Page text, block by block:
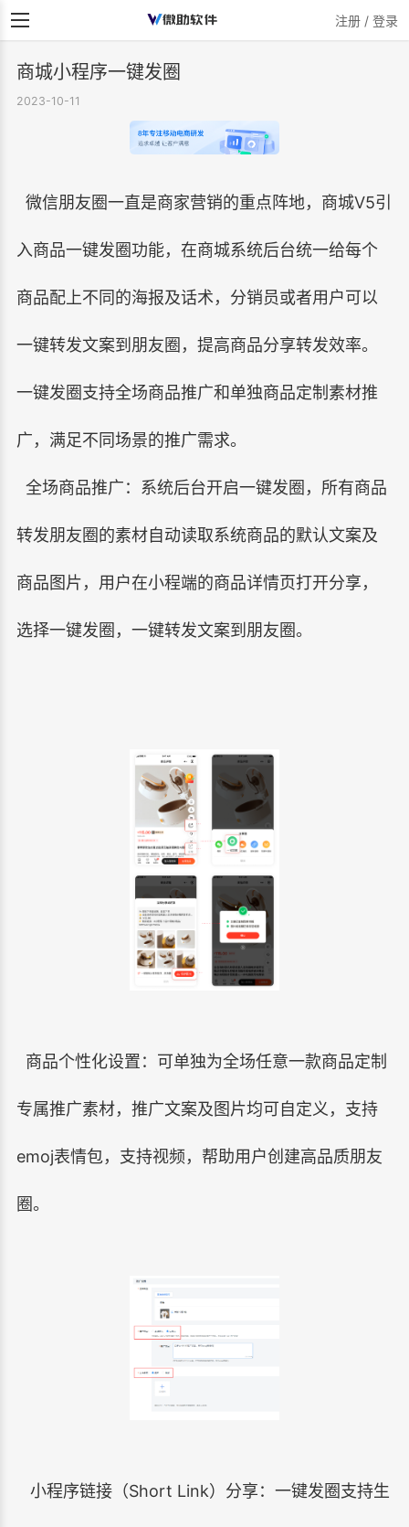
注册 / 登录
商城小程序一键发圈
2023-10-11
微信朋友圈一直是商家营销的重点阵地，商城V5引
入商品一键发圈功能，在商城系统后台统一给每个
商品配上不同的海报及话术，分销员或者用户可以
一键转发文案到朋友圈，提高商品分享转发效率。
一键发圈支持全场商品推广和单独商品定制素材推
广，满足不同场景的推广需求。
全场商品推广：系统后台开启一键发圈，所有商品
转发朋友圈的素材自动读取系统商品的默认文案及
商品图片，用户在小程端的商品详情页打开分享，
选择一键发圈，一键转发文案到朋友圈。
商品个性化设置： 可单独为全场任意一款商品定制
专属推广素材，推广文案及图片均可自定义，支持
emoj表情包，支持视频，帮助用户创建高品质朋友
圈。
小程序链接（Short Link）分享：一键发圈支持生